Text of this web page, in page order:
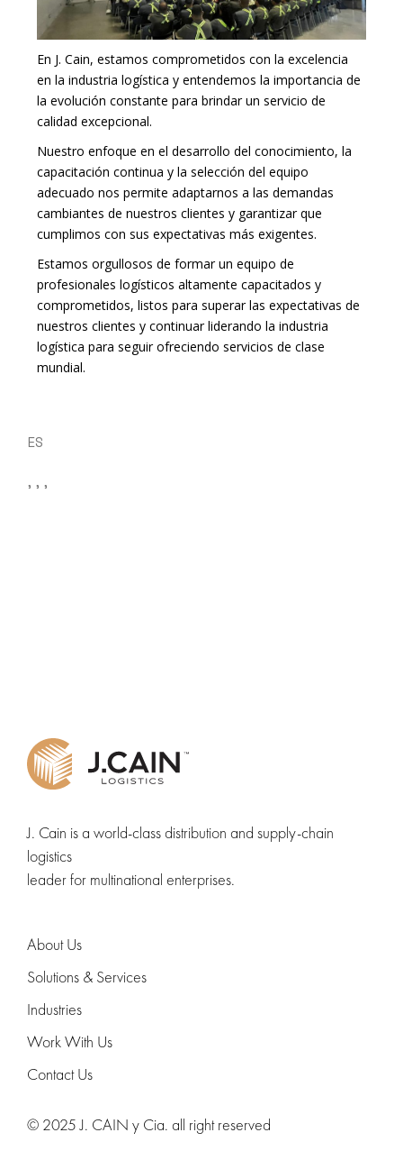
En J. Cain, estamos comprometidos con la excelencia
en la industria logística y entendemos la importancia de
la evolución constante para brindar un servicio de
calidad excepcional.
Nuestro enfoque en el desarrollo del conocimiento, la
capacitación continua y la selección del equipo
adecuado nos permite adaptarnos a las demandas
cambiantes de nuestros clientes y garantizar que
cumplimos con sus expectativas más exigentes.
Estamos orgullosos de formar un equipo de
profesionales logísticos altamente capacitados y
comprometidos, listos para superar las expectativas de
nuestros clientes y continuar liderando la industria
logística para seguir ofreciendo servicios de clase
mundial.
ES
J. Cain is a world-class distribution and supply-chain
logistics
leader for multinational enterprises.
About Us
Solutions & Services
Industries
Work With Us
Contact Us
© 2025 J. CAIN y Cia. all right reserved